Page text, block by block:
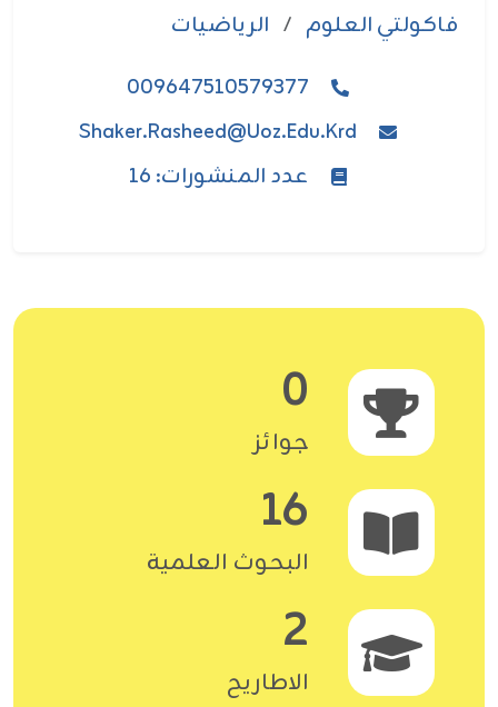
فاکولتي العلوم / الرياضيات
009647510579377
Shaker.rasheed@uoz.edu.krd
عدد المنشورات: 16
0
جوائز
16
البحوث العلمية
2
الاطاريح